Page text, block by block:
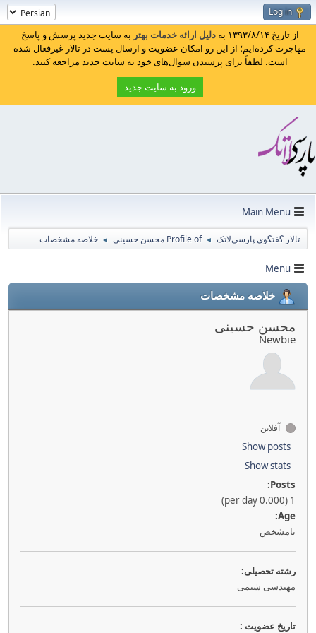
Log in
از تاریخ ۱۳۹۳/۸/۱۴ به دلیل ارائه خدمات بهتر به سایت جدید پرسش و پاسخ
مهاجرت کرده‌ایم؛ از این رو امکان عضویت و ارسال پست در تالار غیرفعال شده
است. لطفاً برای پرسیدن سوال‌های خود به سایت جدید مراجعه کنید.
ورود به سایت جدید
Main Menu
تالار گفتگوی پارسی‌لاتک ◄ Profile of محسن حسینی ◄ خلاصه مشخصات
Menu
خلاصه مشخصات
محسن حسینی
Newbie
آفلاین
Show posts
Show stats
Posts:
1 (0.000 per day)
Age:
نامشخص
رشته تحصیلی:
مهندسی شیمی
تاريخ عضويت :